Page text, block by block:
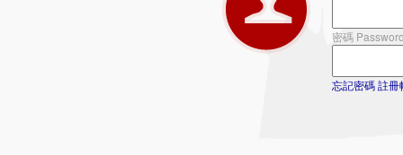
密碼
忘記密碼註冊